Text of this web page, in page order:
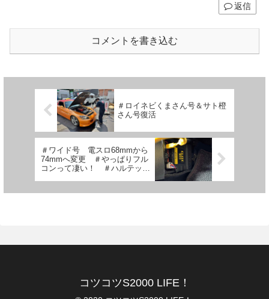
返信
コメントを書き込む
＃ロイネビくまさん号＆サト橙
さん号復活
＃ワイド号 電スロ68mmから
74mmへ変更 ＃やっぱりフル
コンって凄い！ ＃ハルテック
ASM ＃酔亭 ＃味噌ラーメ
コツコツS2000 LIFE！